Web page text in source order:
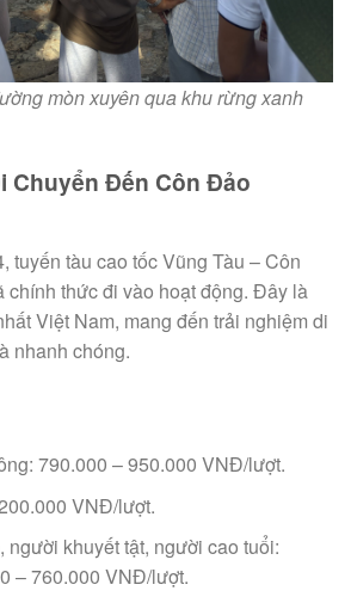
mòn xuyên qua khu rừng xanh
Chuyển Đến Côn Đảo
tuyến tàu cao tốc Vũng Tàu – Côn
thức đi vào hoạt động. Đây là
Việt Nam, mang đến trải nghiệm di
nhanh chóng.
790.000 – 950.000 VNĐ/lượt.
VNĐ/lượt.
người khuyết tật, người cao tuổi:
– 760.000 VNĐ/lượt.